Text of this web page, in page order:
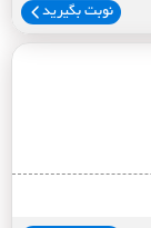
نوبت بگیرید